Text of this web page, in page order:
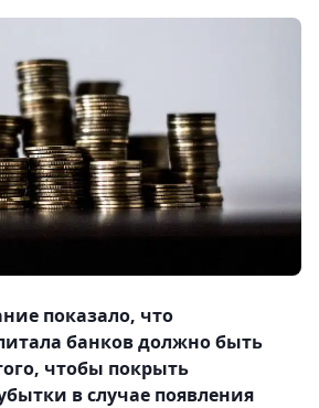
показало, что
банков должно быть
чтобы покрыть
в случае появления